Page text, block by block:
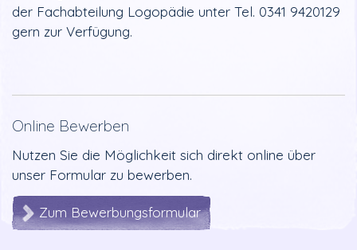
der Fachabteilung Logopädie unter Tel. 0341 9420129
gern zur Verfügung.
Online Bewerben
Nutzen Sie die Möglichkeit sich direkt online über
unser Formular zu bewerben.
Zum Bewerbungsformular